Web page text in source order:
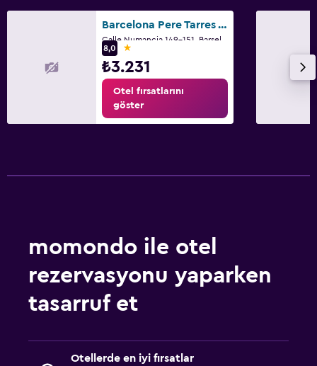
Barcelona Pere Tarres Youth Hostel
8,0
1 yıldız
₺3.231
Otel fırsatlarını
göster
momondo ile otel
rezervasyonu yaparken
tasarruf et
Otellerde en iyi fırsatlar